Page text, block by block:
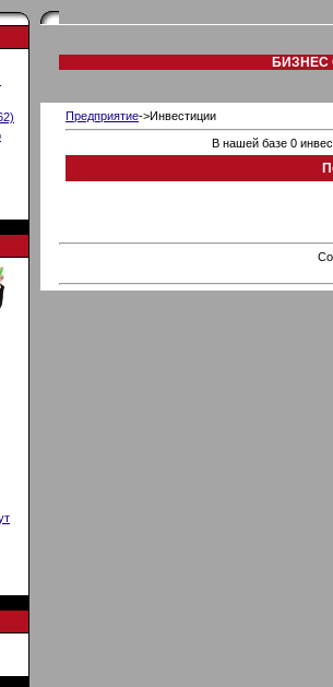
БИЗНЕС
Предприятие->Инвестиции
В нашей базе 0